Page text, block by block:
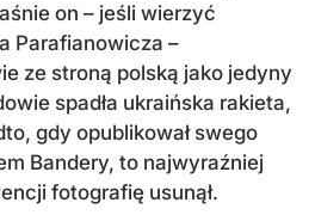
on – jeśli wierzyć
Parafianowicza –
ze stroną polską jako jedyny
spadła ukraińska rakieta,
gdy opublikował swego
Bandery, to najwyraźniej
fotografię usunął.